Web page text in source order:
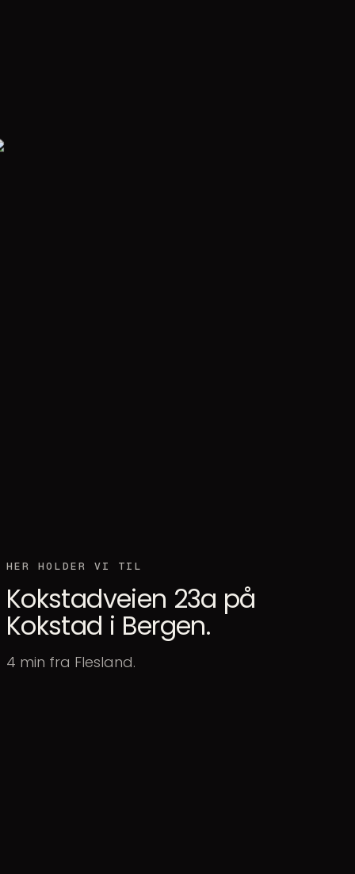
HER HOLDER VI TIL
Kokstadveien 23a på
Kokstad i Bergen.
4 min fra Flesland.